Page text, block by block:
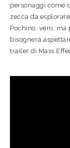
personaggi come
zecca da
Pochino, vero,
bisognerà
trailer di Mass